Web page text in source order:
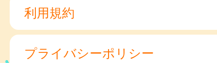
利用規約
プライバシーポリシー